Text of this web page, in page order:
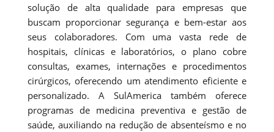
solução de alta qualidade para empresas que
buscam proporcionar segurança e bem-estar aos
seus colaboradores. Com uma vasta rede de
hospitais, clínicas e laboratórios, o plano cobre
consultas, exames, internações e procedimentos
cirúrgicos, oferecendo um atendimento eficiente e
personalizado. A SulAmerica também oferece
programas de medicina preventiva e gestão de
saúde, auxiliando na redução de absenteísmo e no